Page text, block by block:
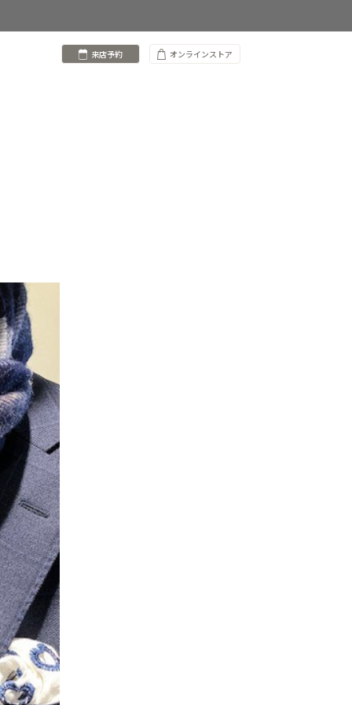
来店予約 オンラインストア